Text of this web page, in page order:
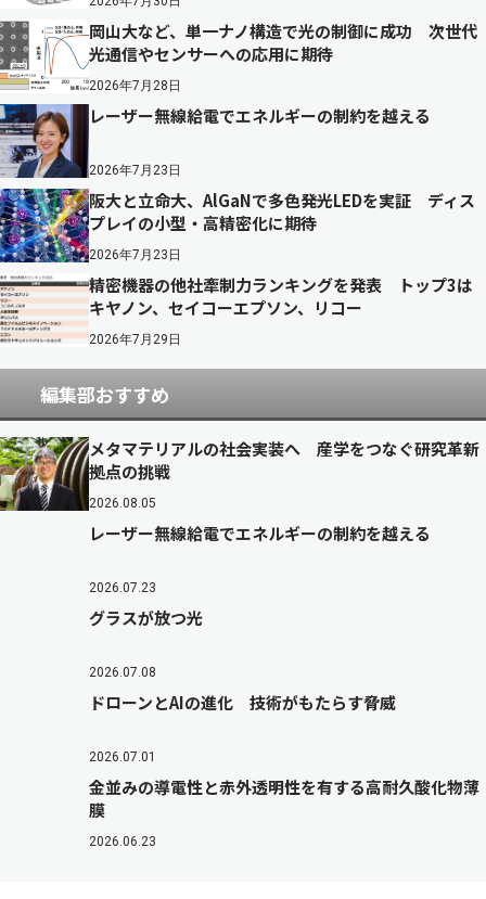
岡山大など、単一ナノ構造で光の制御に成功 次世代
光通信やセンサーへの応用に期待
2026年7月28日
レーザー無線給電でエネルギーの制約を越える
2026年7月23日
阪大と立命大、AlGaNで多色発光LEDを実証 ディス
プレイの小型・高精密化に期待
2026年7月23日
精密機器の他社牽制力ランキングを発表 トップ3は
キヤノン、セイコーエプソン、リコー
2026年7月29日
編集部おすすめ
メタマテリアルの社会実装へ 産学をつなぐ研究革新
拠点の挑戦
2026.08.05
レーザー無線給電でエネルギーの制約を越える
2026.07.23
グラスが放つ光
2026.07.08
ドローンとAIの進化 技術がもたらす脅威
2026.07.01
金並みの導電性と赤外透明性を有する高耐久酸化物薄
膜
2026.06.23